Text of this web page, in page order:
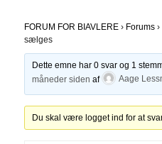
FORUM FOR BIAVLERE › Forums ›
sælges
Dette emne har 0 svar og 1
måneder siden af Aage
Du skal være logget ind for at